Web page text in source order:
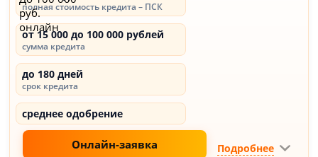
полная стоимость кредита – ПСК
от 15 000 до 100 000 рублей
сумма кредита
до 180 дней
срок кредита
среднее одобрение
Онлайн-заявка Подробнее